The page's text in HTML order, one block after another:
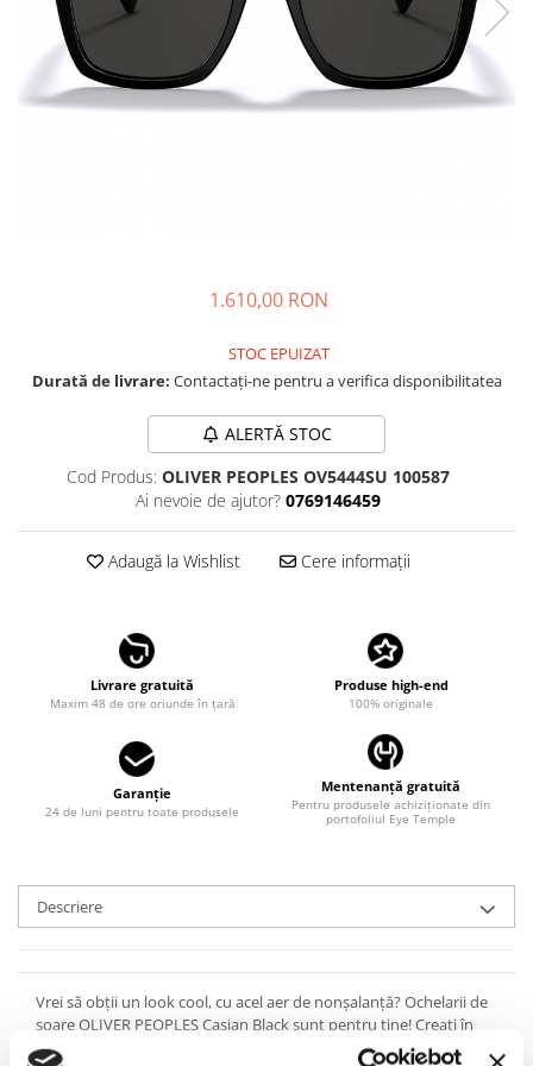
Materiale prețioase
Last Chance %
Materiale prețioase
Last chance %
DILEM
DITA
LAPIMA
LINDA FARROW
MAYBACH
MONT BLANC
MYKITA
OLIVER PEOPLES
ORGREEN
PERSOL
PETER AND MAY
1.610,00 RON
STOC EPUIZAT
Durată de livrare: Contactați-ne pentru a verifica disponibilitatea
ALERTĂ STOC
Cod Produs: OLIVER PEOPLES OV5444SU 100587
Ai nevoie de ajutor? 0769146459
Adaugă la Wishlist Cere informații
Livrare gratuită
Maxim 48 de ore oriunde în țară
Produse high-end
100% originale
Garanție
24 de luni pentru toate produsele
Mentenanță gratuită
Pentru produsele achiziționate din
portofoliul Eye Temple
Descriere
Vrei să obții un look cool, cu acel aer de nonșalanță? Ochelarii de
soare OLIVER PEOPLES Casian Black sunt pentru tine! Creați în
Italia, cu rame groase din acetat lucios de cea mai bună calitate,